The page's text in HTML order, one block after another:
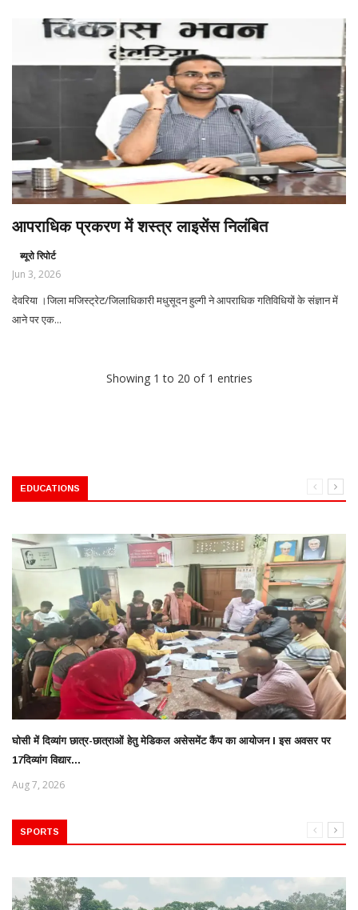
आपराधिक प्रकरण में शस्त्र लाइसेंस निलंबित
ब्यूरो रिपोर्ट
Jun 3, 2026
देवरिया ।जिला मजिस्ट्रेट/जिलाधिकारी मधुसूदन हुल्गी ने आपराधिक गतिविधियों के संज्ञान में
आने पर एक...
Showing 1 to 20 of 1 entries
EDUCATIONS
घोसी में दिव्यांग छात्र-छात्राओं हेतु मेडिकल असेसमेंट कैंप का आयोजन l इस अवसर पर
17दिव्यांग विद्यार...
Aug 7, 2026
SPORTS